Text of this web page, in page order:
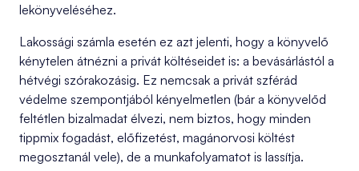
lekönyveléséhez.
Lakossági számla esetén ez azt jelenti, hogy a könyvelő
kénytelen átnézni a privát költéseidet is: a bevásárlástól a
hétvégi szórakozásig. Ez nemcsak a privát szférád
védelme szempontjából kényelmetlen (bár a könyvelőd
feltétlen bizalmadat élvezi, nem biztos, hogy minden
tippmix fogadást, előfizetést, magánorvosi költést
megosztanál vele), de a munkafolyamatot is lassítja.